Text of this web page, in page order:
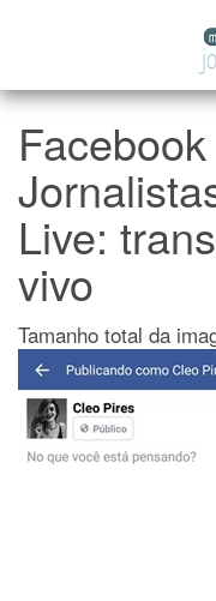
o
Live:
vivo
Tamanho total da